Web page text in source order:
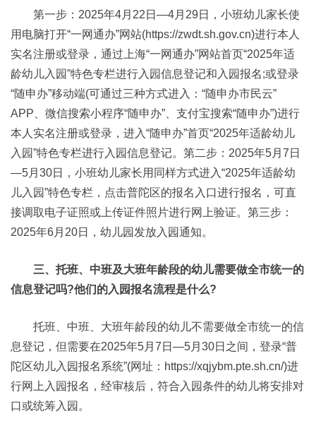
第一步：2025年4月22日—4月29日，小班幼儿家长使
用电脑打开“一网通办”网站(https://zwdt.sh.gov.cn)进行本人
实名注册或登录，通过上海“一网通办”网站首页“2025年适
龄幼儿入园”特色专栏进行入园信息登记和入园报名;或登录
“随申办”移动端(可通过三种方式进入：“随申办市民云”
APP、微信搜索小程序“随申办”、支付宝搜索“随申办”)进行
本人实名注册或登录，进入“随申办”首页“2025年适龄幼儿
入园”特色专栏进行入园信息登记。第二步：2025年5月7日
—5月30日，小班幼儿家长用同样方式进入“2025年适龄幼
儿入园”特色专栏，点击普陀区的报名入口进行报名，可直
接调取电子证照或上传证件照片进行网上验证。第三步：
2025年6月20日，幼儿园发放入园通知。
三、托班、中班及大班年龄段的幼儿需要做全市统一的
信息登记吗?他们的入园报名流程是什么?
托班、中班、大班年龄段的幼儿不需要做全市统一的信
息登记，但需要在2025年5月7日—5月30日之间，登录“普
陀区幼儿入园报名系统”(网址：https://xqjybm.pte.sh.cn/)进
行网上入园报名，经审核后，符合入园条件的幼儿将安排对
口或统筹入园。